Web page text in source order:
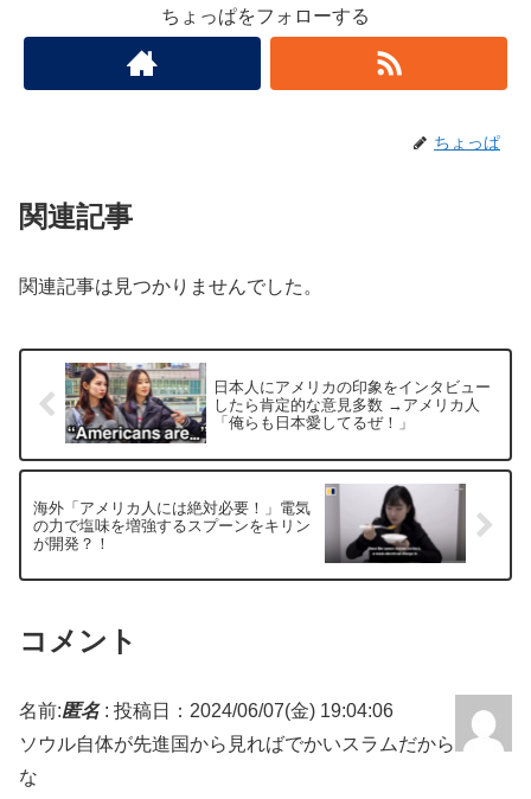
ちょっぱをフォローする
ちょっぱ
関連記事
関連記事は見つかりませんでした。
日本人にアメリカの印象をインタビュー
したら肯定的な意見多数 →アメリカ人
「俺らも日本愛してるぜ！」
海外「アメリカ人には絶対必要！」電気
の力で塩味を増強するスプーンをキリン
が開発？！
コメント
名前:匿名: 投稿日：2024/06/07(金) 19:04:06
ソウル自体が先進国から見ればでかいスラムだから
な